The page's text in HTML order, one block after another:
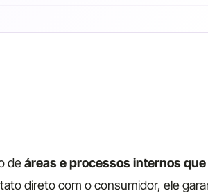
de áreas e processos internos que
direto com o consumidor, ele